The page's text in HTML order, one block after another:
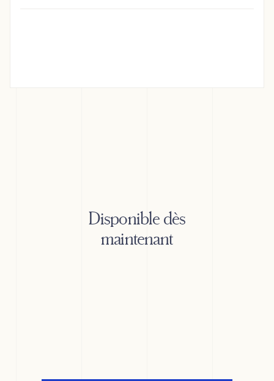
Disponible dès
maintenant